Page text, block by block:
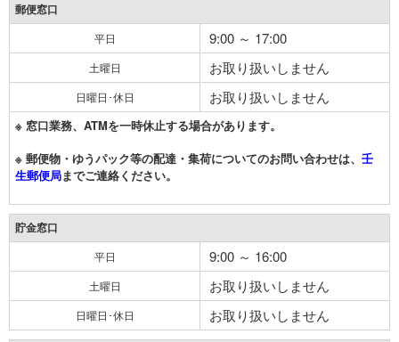
郵便窓口
平日 9:00 ～ 17:00
土曜日 お取り扱いしません
日曜日･休日 お取り扱いしません
※ 窓口業務、ATMを一時休止する場合があります。
※ 郵便物・ゆうパック等の配達・集荷についてのお問い合わせは、 壬
生郵便局までご連絡ください。
貯金窓口
平日 9:00 ～ 16:00
土曜日 お取り扱いしません
日曜日･休日 お取り扱いしません